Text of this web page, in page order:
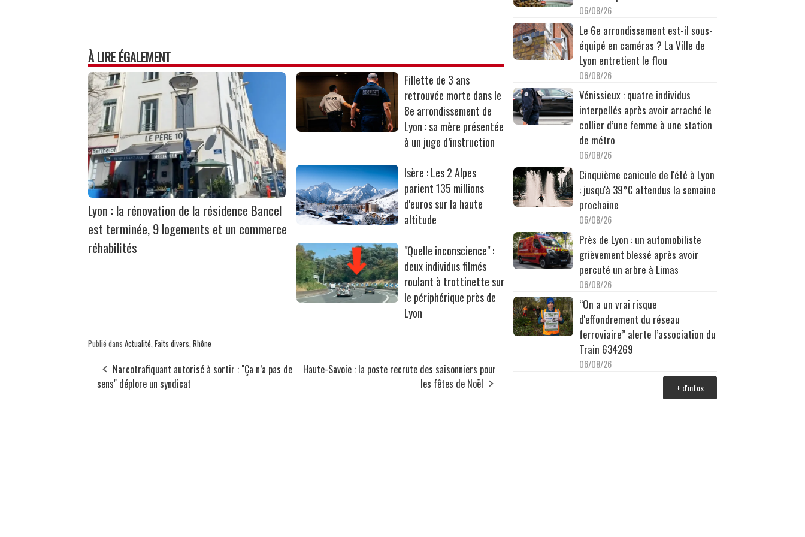
À LIRE ÉGALEMENT
Lyon : la rénovation de la résidence Bancel
est terminée, 9 logements et un commerce
réhabilités
Fillette de 3 ans
retrouvée morte dans le
8e arrondissement de
Lyon : sa mère présentée
à un juge d’instruction
Isère : Les 2 Alpes
parient 135 millions
d'euros sur la haute
altitude
"Quelle inconscience" :
deux individus filmés
roulant à trottinette sur
le périphérique près de
Lyon
Publié dans Actualité, Faits divers, Rhône
Narcotrafiquant autorisé à sortir : "Ça n’a pas de
sens" déplore un syndicat
Haute-Savoie : la poste recrute des saisonniers pour
les fêtes de Noël
06/08/26
Le 6e arrondissement est-il sous-
équipé en caméras ? La Ville de
Lyon entretient le flou
06/08/26
Vénissieux : quatre individus
interpellés après avoir arraché le
collier d’une femme à une station
de métro
06/08/26
Cinquième canicule de l'été à Lyon
: jusqu'à 39°C attendus la semaine
prochaine
06/08/26
Près de Lyon : un automobiliste
grièvement blessé après avoir
percuté un arbre à Limas
06/08/26
“On a un vrai risque
d'effondrement du réseau
ferroviaire” alerte l’association du
Train 634269
06/08/26
+ d'infos